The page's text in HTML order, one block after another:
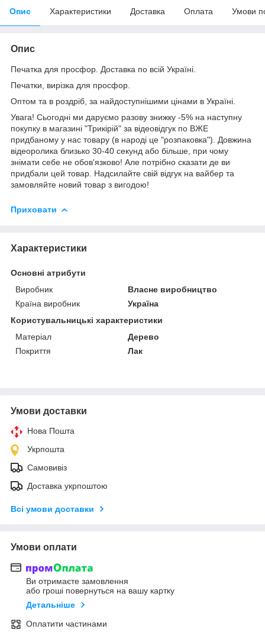
Опис Характеристики Доставка Оплата Умови
Опис
Печатка для просфор. Доставка по всій Україні.
Печатки, вирізка для просфор.
Оптом та в роздріб, за найдоступнішими цінами в Україні.
Увага! Сьогодні ми даруємо разову знижку -5% на наступну
покупку в магазині "Трикірій" за відеовідгук по ВЖЕ
придбаному у нас товару (в народі це "розпаковка"). Довжина
відеоролика близько 30-40 секунд або більше, при чому
знімати себе не обов'язково! Але потрібно сказати де ви
придбали цей товар. Надсилайте свій відгук на вайбер та
замовляйте новий товар з вигодою!
Приховати
Характеристики
Основні атрибути
Виробник
Власне виробництво
Країна виробник
Україна
Користувальницькі характеристики
Матеріал
Дерево
Покриття
Лак
Умови доставки
Нова Пошта
Укрпошта
Самовивіз
Доставка укрпоштою
Всі умови доставки
Умови оплати
Ви отримаєте замовлення
або гроші повернуться на вашу картку
Детальніше
Оплатити частинами